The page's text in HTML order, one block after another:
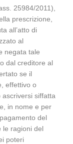
25984/2011),
prescrizione,
all’atto di
al
negata tale
dal creditore al
se il
effettivo o
siffatta
in nome e per
del
le ragioni del
poteri